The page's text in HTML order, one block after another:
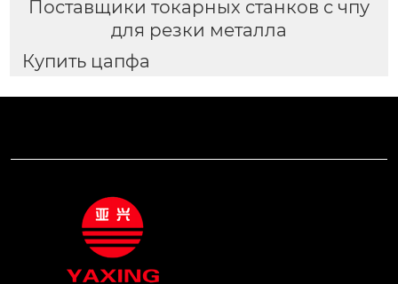
Поставщики токарных станков с чпу
для резки металла
Купить цапфа